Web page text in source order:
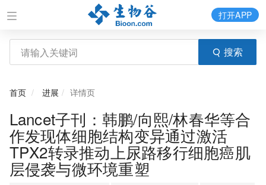
搜索
打开APP
首页 进展 详情页
Lancet子刊：韩鹏/向熙/林春华等合
作发现体细胞结构变异通过激活
TPX2转录推动上尿路移行细胞癌肌
层侵袭与微环境重塑